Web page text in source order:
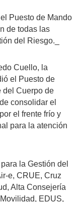
Puesto de Mando
de todas las
del Riesgo._
Cuello, la
el Puesto de
del Cuerpo de
consolidar el
el frente frío y
para la atención
la Gestión del
e, CRUE, Cruz
Alta Consejería
EDUS,